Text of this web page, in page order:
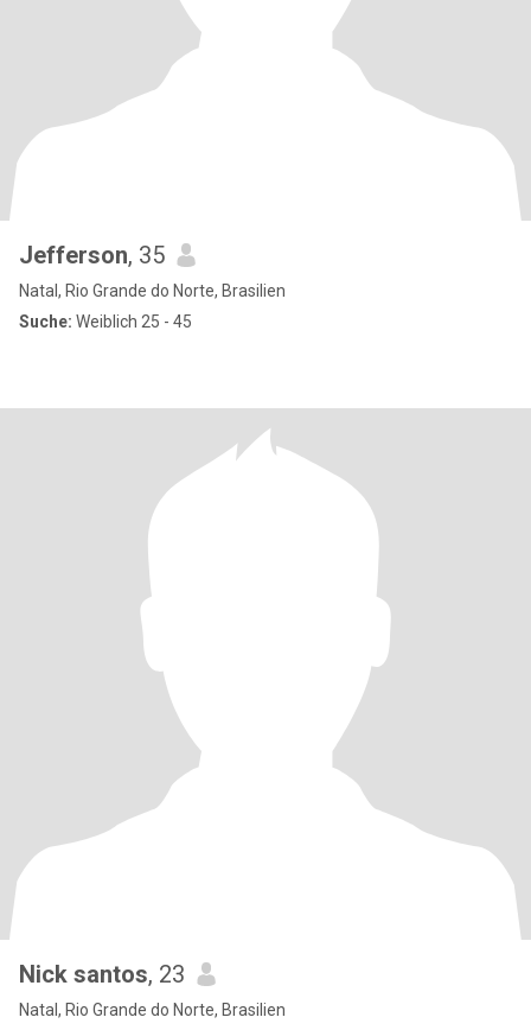
Jefferson, 35
Natal, Rio Grande do Norte, Brasilien
Suche: Weiblich 25 - 45
Nick santos, 23
Natal, Rio Grande do Norte, Brasilien